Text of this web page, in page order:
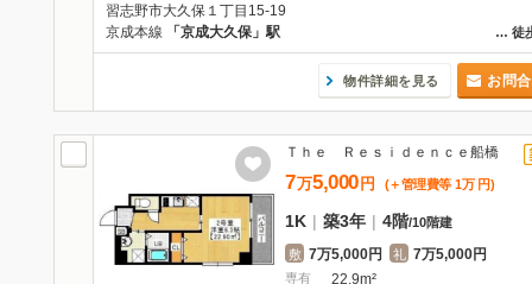
習志野市大久保１丁目15-19
… 徒
京成本線 「京成大久保」駅
物件詳細を見る お問
Ｔｈｅ Ｒｅｓｉｄｅｎｃｅ船橋
7万5,000 円 (＋管理費等 1万 円)
1K | 築3年 | 4階/10階建
敷 7万5,000円 礼 7万5,000円
専有 22.9m²